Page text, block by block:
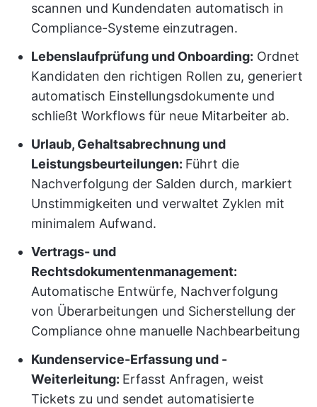
scannen und Kundendaten automatisch in
Compliance-Systeme einzutragen.
Lebenslaufprüfung und Onboarding: Ordnet
Kandidaten den richtigen Rollen zu, generiert
automatisch Einstellungsdokumente und
schließt Workflows für neue Mitarbeiter ab.
Urlaub, Gehaltsabrechnung und
Leistungsbeurteilungen: Führt die
Nachverfolgung der Salden durch, markiert
Unstimmigkeiten und verwaltet Zyklen mit
minimalem Aufwand.
Vertrags- und
Rechtsdokumentenmanagement:
Automatische Entwürfe, Nachverfolgung
von Überarbeitungen und Sicherstellung der
Compliance ohne manuelle Nachbearbeitung
Kundenservice-Erfassung und -
Weiterleitung: Erfasst Anfragen, weist
Tickets zu und sendet automatisierte